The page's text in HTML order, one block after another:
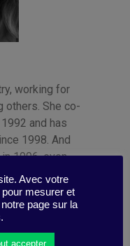
working for
others. She co-
and has
1998. And
1996, even
of the BD
Avec votre
mesurer et
page sur la
accepter